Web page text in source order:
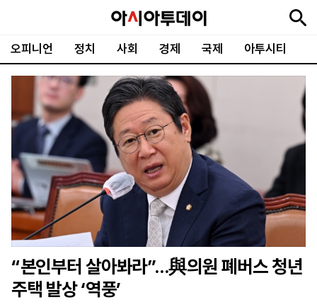
오피니언 정치 사회 경제 국제 아투시티
스
신
보
치
회
제
제
피
플
투
화
포
츠
토
ENGLISH
文
Tiếng
Việt
지
면
신
문
후
원
제
보
회
사
앱
설
“본인부터 살아봐라”…與의원 폐버스 청년
주택 발상 ‘역풍’